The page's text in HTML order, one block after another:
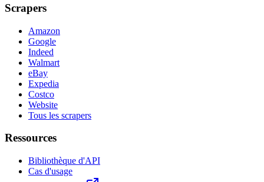
Scrapers
Amazon
Google
Indeed
Walmart
eBay
Expedia
Costco
Website
Tous les scrapers
Ressources
Bibliothèque d'API
Cas d'usage